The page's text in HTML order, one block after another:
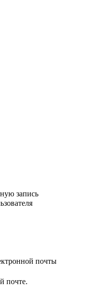
запись
почты
почте.